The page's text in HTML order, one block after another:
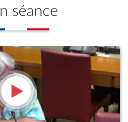
séance